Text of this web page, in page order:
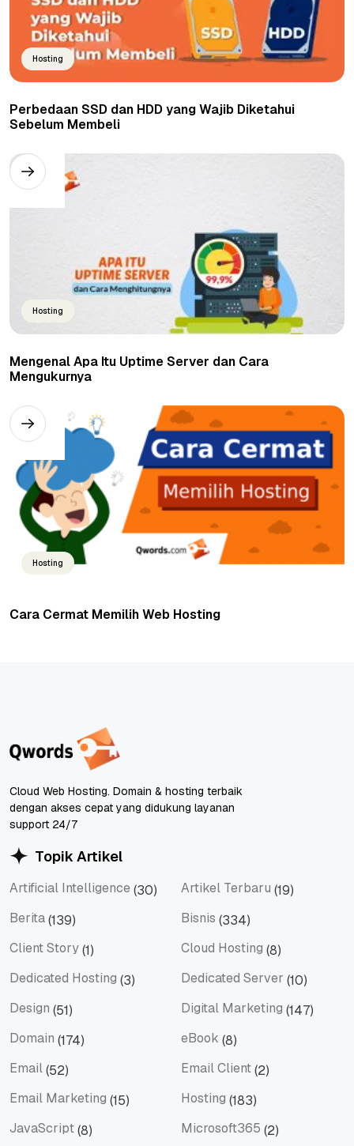
Hosting
Perbedaan SSD dan HDD yang Wajib Diketahui
Sebelum Membeli
Hosting
Mengenal Apa Itu Uptime Server dan Cara
Mengukurnya
Hosting
Cara Cermat Memilih Web Hosting
Cloud Web Hosting. Domain & hosting terbaik
dengan akses cepat yang didukung layanan
support 24/7
Topik Artikel
Artificial Intelligence (30) Artikel Terbaru (19)
Berita(139) Bisnis (334)
Client Story(1) Cloud Hosting (8)
Dedicated Hosting (3) Dedicated Server (10)
Design (51) Digital Marketing (147)
Domain (174) eBook (8)
Email(52) Email Client(2)
Email Marketing (15) Hosting (183)
JavaScript(8) Microsoft365 (2)